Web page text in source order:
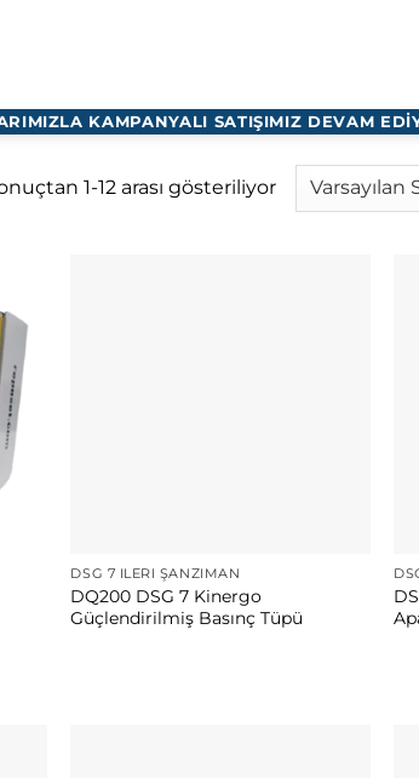
KAMPANYALI SATIŞIMIZ DEVAM
1-12 arası gösteriliyor
DSG 7 İLERI ŞANZIMAN
DQ200 DSG 7 Kinergo
Güçlendirilmiş Basınç Tüpü